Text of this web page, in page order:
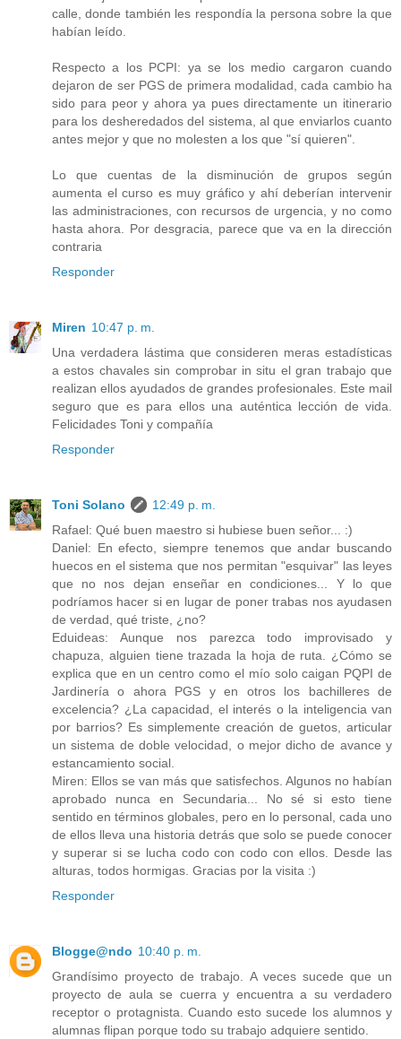
calle, donde también les respondía la persona sobre la que
habían leído.
Respecto a los PCPI: ya se los medio cargaron cuando
dejaron de ser PGS de primera modalidad, cada cambio ha
sido para peor y ahora ya pues directamente un itinerario
para los desheredados del sistema, al que enviarlos cuanto
antes mejor y que no molesten a los que "sí quieren".
Lo que cuentas de la disminución de grupos según
aumenta el curso es muy gráfico y ahí deberían intervenir
las administraciones, con recursos de urgencia, y no como
hasta ahora. Por desgracia, parece que va en la dirección
contraria
Responder
Miren 10:47 p. m.
Una verdadera lástima que consideren meras estadísticas
a estos chavales sin comprobar in situ el gran trabajo que
realizan ellos ayudados de grandes profesionales. Este mail
seguro que es para ellos una auténtica lección de vida.
Felicidades Toni y compañía
Responder
Toni Solano
12:49 p. m.
Rafael: Qué buen maestro si hubiese buen señor... :)
Daniel: En efecto, siempre tenemos que andar buscando
huecos en el sistema que nos permitan "esquivar" las leyes
que no nos dejan enseñar en condiciones... Y lo que
podríamos hacer si en lugar de poner trabas nos ayudasen
de verdad, qué triste, ¿no?
Eduideas: Aunque nos parezca todo improvisado y
chapuza, alguien tiene trazada la hoja de ruta. ¿Cómo se
explica que en un centro como el mío solo caigan PQPI de
Jardinería o ahora PGS y en otros los bachilleres de
excelencia? ¿La capacidad, el interés o la inteligencia van
por barrios? Es simplemente creación de guetos, articular
un sistema de doble velocidad, o mejor dicho de avance y
estancamiento social.
Miren: Ellos se van más que satisfechos. Algunos no habían
aprobado nunca en Secundaria... No sé si esto tiene
sentido en términos globales, pero en lo personal, cada uno
de ellos lleva una historia detrás que solo se puede conocer
y superar si se lucha codo con codo con ellos. Desde las
alturas, todos hormigas. Gracias por la visita :)
Responder
Blogge@ndo 10:40 p. m.
Grandísimo proyecto de trabajo. A veces sucede que un
proyecto de aula se cuerra y encuentra a su verdadero
receptor o protagnista. Cuando esto sucede los alumnos y
alumnas flipan porque todo su trabajo adquiere sentido.